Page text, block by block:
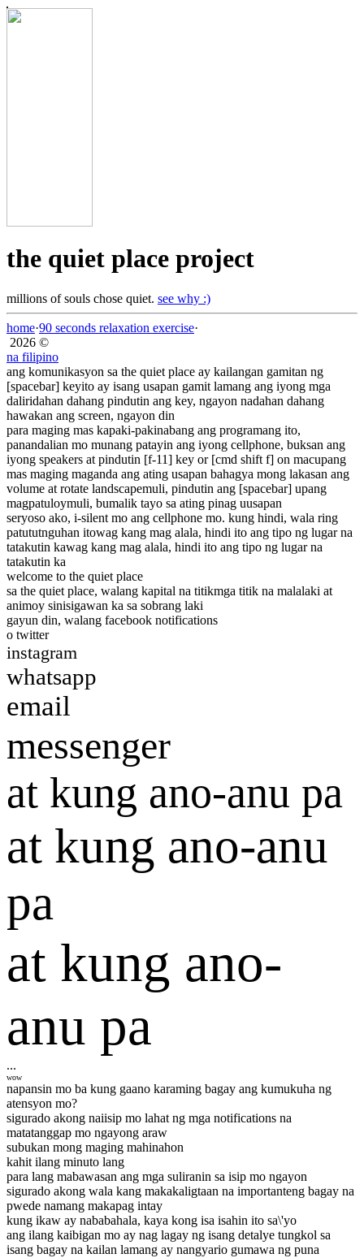
the quiet place project
millions of souls chose quiet. see why :)
home·90 seconds relaxation exercise·
2026 ©
na filipino
ang komunikasyon sa the quiet place ay kailangan gamitan ng
[spacebar] keyito ay isang usapan gamit lamang ang iyong mga
daliridahan dahang pindutin ang key, ngayon nadahan dahang
hawakan ang screen, ngayon din
para maging mas kapaki-pakinabang ang programang ito,
panandalian mo munang patayin ang iyong cellphone, buksan ang
iyong speakers at pindutin [f-11] key or [cmd shift f] on macupang
mas maging maganda ang ating usapan bahagya mong lakasan ang
volume at rotate landscapemuli, pindutin ang [spacebar] upang
magpatuloymuli, bumalik tayo sa ating pinag uusapan
seryoso ako, i-silent mo ang cellphone mo. kung hindi, wala ring
patututnguhan itowag kang mag alala, hindi ito ang tipo ng lugar na
tatakutin kawag kang mag alala, hindi ito ang tipo ng lugar na
tatakutin ka
welcome to the quiet place
sa the quiet place, walang kapital na titikmga titik na malalaki at
animoy sinisigawan ka sa sobrang laki
gayun din, walang facebook notifications
o twitter
instagram
whatsapp
email
messenger
at kung ano-anu pa
at kung ano-anu
pa
at kung ano-
anu pa
...
wow
napansin mo ba kung gaano karaming bagay ang kumukuha ng
atensyon mo?
sigurado akong naiisip mo lahat ng mga notifications na
matatanggap mo ngayong araw
subukan mong maging mahinahon
kahit ilang minuto lang
para lang mabawasan ang mga suliranin sa isip mo ngayon
sigurado akong wala kang makakaligtaan na importanteng bagay na
pwede namang makapag intay
kung ikaw ay nababahala, kaya kong isa isahin ito sa\'yo
ang ilang kaibigan mo ay nag lagay ng isang detalye tungkol sa
isang bagay na kailan lamang ay nangyario gumawa ng puna